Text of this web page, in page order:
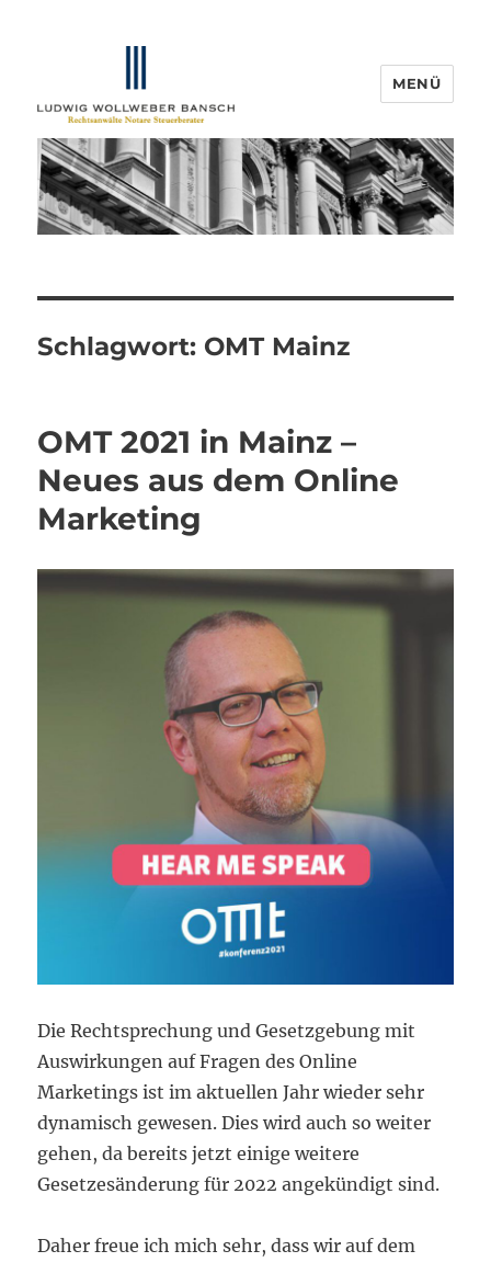
IP-Blogger.de
MENÜ
Schlagwort: OMT Mainz
OMT 2021 in Mainz –
Neues aus dem Online
Marketing
Die Rechtsprechung und Gesetzgebung mit
Auswirkungen auf Fragen des Online
Marketings ist im aktuellen Jahr wieder sehr
dynamisch gewesen. Dies wird auch so weiter
gehen, da bereits jetzt einige weitere
Gesetzesänderung für 2022 angekündigt sind.
Daher freue ich mich sehr, dass wir auf dem